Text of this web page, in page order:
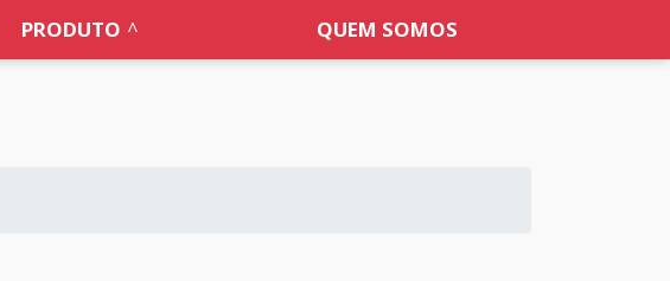
PRODUTO QUEM SOMOS